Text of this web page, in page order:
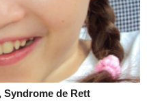
Syndrome de Rett